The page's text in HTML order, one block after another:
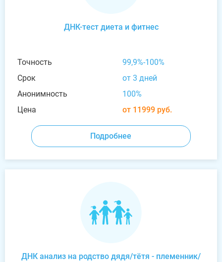
ДНК-тест диета и фитнес
Точность
99,9%-100%
Срок
от 3 дней
Анонимность
100%
Цена
от 11999 руб.
Подробнее
ДНК анализ на родство дядя/тётя - племенник/